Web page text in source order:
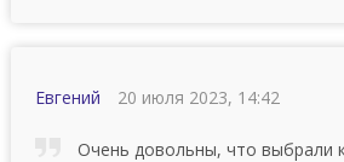
Евгений 20 июля 2023, 14:42
Очень довольны, что выбрали